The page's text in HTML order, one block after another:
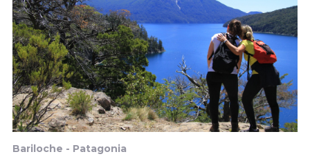
Bariloche - Patagonia